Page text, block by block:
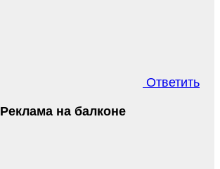
Ответить
Реклама на балконе